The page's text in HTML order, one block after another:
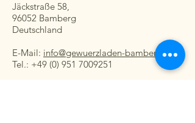
Jäckstraße 58,
96052 Bamberg
Deutschland
E-Mail: info@gewuerzladen-bamberg.de
Tel.: +49 (0) 951 7009251